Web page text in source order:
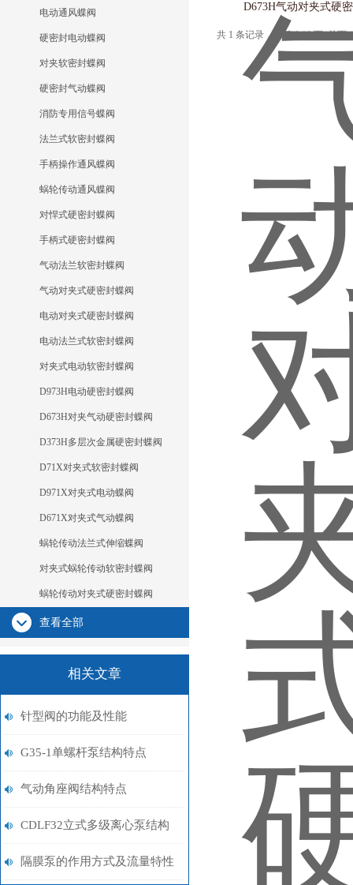
电动通风蝶阀
硬密封电动蝶阀
对夹软密封蝶阀
硬密封气动蝶阀
消防专用信号蝶阀
法兰式软密封蝶阀
手柄操作通风蝶阀
蜗轮传动通风蝶阀
对悍式硬密封蝶阀
手柄式硬密封蝶阀
气动法兰软密封蝶阀
气动对夹式硬密封蝶阀
电动对夹式硬密封蝶阀
电动法兰式软密封蝶阀
对夹式电动软密封蝶阀
D973H电动硬密封蝶阀
D673H对夹气动硬密封蝶阀
D373H多层次金属硬密封蝶阀
D71X对夹式软密封蝶阀
D971X对夹式电动蝶阀
D671X对夹式气动蝶阀
蜗轮传动法兰式伸缩蝶阀
对夹式蜗轮传动软密封蝶阀
蜗轮传动对夹式硬密封蝶阀
查看全部
相关文章
针型阀的功能及性能
G35-1单螺杆泵结构特点
气动角座阀结构特点
CDLF32立式多级离心泵结构
图
隔膜泵的作用方式及流量特性
D673H气动对夹式硬
共 1 条记录，当前 1 / 1 页 首